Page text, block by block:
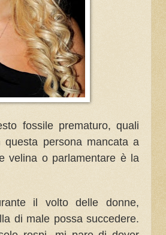
fossile prematuro, quali
persona mancata a
velina o parlamentare è la
il volto delle donne,
di male possa succedere.